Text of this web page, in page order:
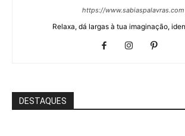
https://www.sabiaspalavras.com
Relaxa, dá largas à tua imaginação,
DESTAQUES